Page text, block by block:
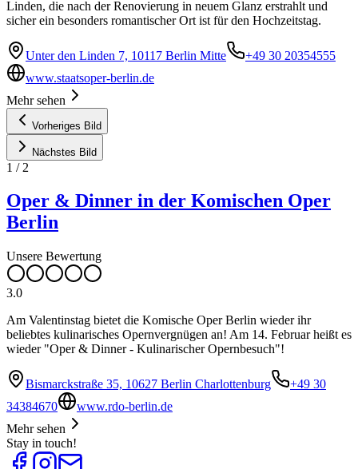
Linden, die nach der Renovierung in neuem Glanz erstrahlt und
sicher ein besonders romantischer Ort ist für den Hochzeitstag.
Unter den Linden 7, 10117 Berlin Mitte
+49 30 20354555
www.staatsoper-berlin.de
Mehr sehen
Vorheriges Bild
Nächstes Bild
1 / 2
Oper & Dinner in der Komischen Oper
Berlin
Unsere Bewertung
3.0
Am Valentinstag bietet die Komische Oper Berlin wieder ihr
beliebtes kulinarisches Opernvergnügen an! Am 14. Februar heißt es
wieder "Oper & Dinner - Kulinarischer Opernbesuch"!
Bismarckstraße 35, 10627 Berlin Charlottenburg
+49 30
34384670
www.rdo-berlin.de
Mehr sehen
Stay in touch!